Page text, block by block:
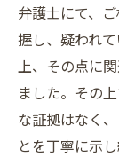
弁護士にて、
握し、疑われ
上、その点に
ました。その
な証拠はなく
とを丁寧に示